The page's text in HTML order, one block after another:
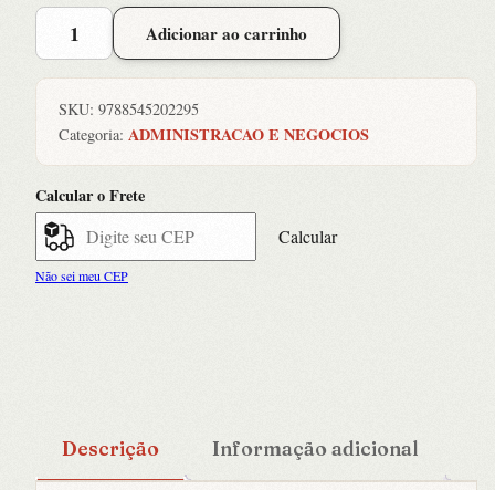
GESTAO
PRECISA
SABER
SOBRE
GESTAO,
Adicionar ao carrinho
SKU: 9788545202295
Categoria: ADMINISTRACAO E NEGOCIOS
Calcular o Frete
Calcular
Não sei meu CEP
Descrição Informação adicional